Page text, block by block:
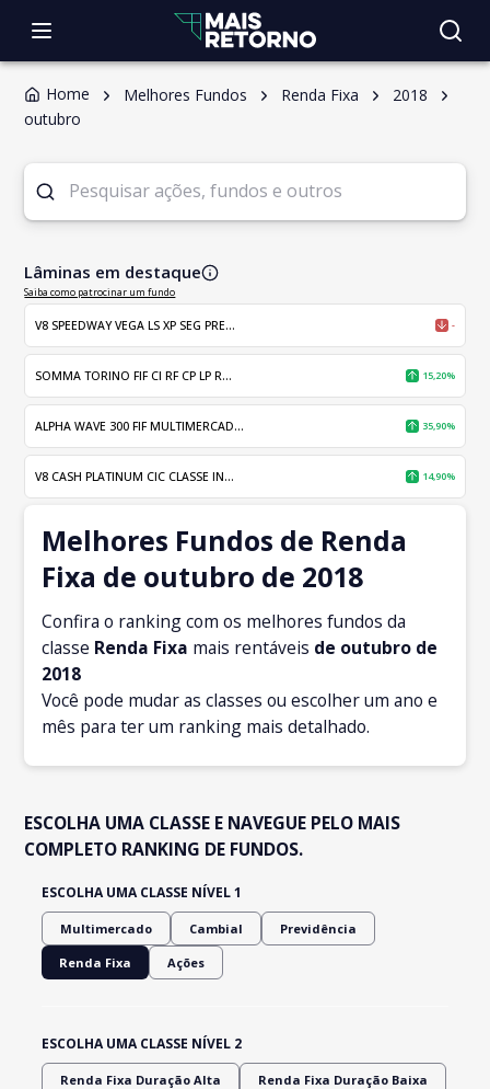
Home Melhores Fundos Renda Fixa
2018
outubro
Lâminas em destaque
Saiba como patrocinar um fundo
V8 SPEEDWAY VEGA LS XP SEG PRE... -
SOMMA TORINO FIF CI RF CP LP R... 15,20%
ALPHA WAVE 300 FIF MULTIMERCAD... 35,90%
V8 CASH PLATINUM CIC CLASSE IN... 14,90%
Melhores Fundos de Renda
Fixa de outubro de 2018
Confira o ranking com os melhores fundos da
classe Renda Fixa mais rentáveis de outubro de
2018
Você pode mudar as classes ou escolher um ano e
mês para ter um ranking mais detalhado.
ESCOLHA UMA CLASSE E NAVEGUE PELO MAIS
COMPLETO RANKING DE FUNDOS.
ESCOLHA UMA CLASSE NÍVEL 1
Multimercado Cambial Previdência
Renda Fixa Ações
ESCOLHA UMA CLASSE NÍVEL 2
Renda Fixa Duração Alta Renda Fixa Duração Baixa